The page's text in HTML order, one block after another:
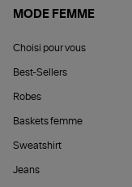
MODE FEMME
Choisi pour vous
Best-Sellers
Robes
Baskets femme
Sweatshirt
Jeans